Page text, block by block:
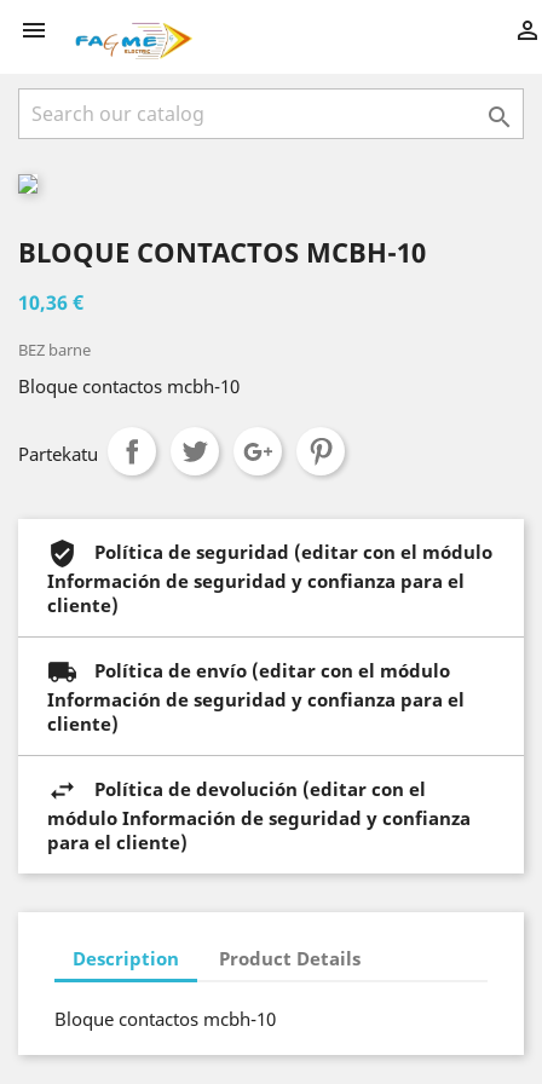
 

BLOQUE CONTACTOS MCBH-10
10,36 €
BEZ barne
Bloque contactos mcbh-10
Partekatu
Política de seguridad (editar con el módulo
Información de seguridad y confianza para el
cliente)
Política de envío (editar con el módulo
Información de seguridad y confianza para el
cliente)
Política de devolución (editar con el
módulo Información de seguridad y confianza
para el cliente)
Description Product Details
Bloque contactos mcbh-10